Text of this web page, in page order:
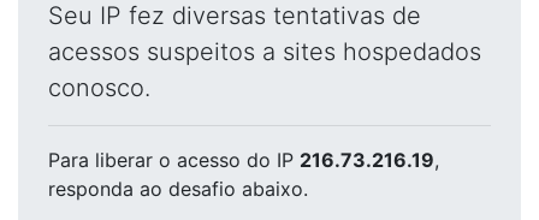
Seu IP fez diversas tentativas de
acessos suspeitos a sites hospedados
conosco.
Para liberar o acesso do IP 216.73.216.19,
responda ao desafio abaixo.